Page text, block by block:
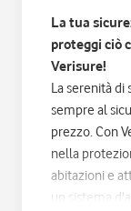
La tua
proteggi ciò
Verisure!
La serenità di
sempre al
prezzo. Con
nella
abitazioni e
un sistema